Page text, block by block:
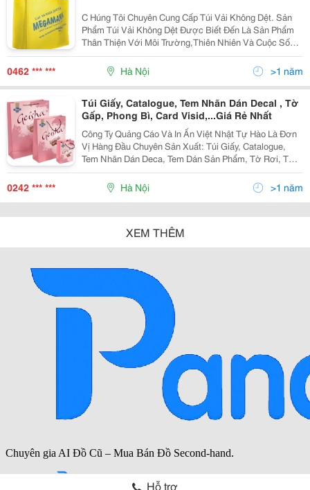
C Húng Tôi Chuyên Cung Cấp Túi Vải Không Dệt. Sản
Phẩm Túi Vải Không Dệt Được Biết Đến Là Sản Phẩm
Thân Thiện Với Môi Trường,Thiên Nhiên Và Cuộc Sống
Của Con Người. Túi Vải Cho Hội Nghị Sự Kiện,Hội
Thảo....vv Một Số Hình Ảnh Quý Khách Có Thể
0462 *** *** Hà Nội >1 năm
Túi Giấy, Catalogue, Tem Nhãn Dán Decal , Tờ
Gấp, Phong Bì, Card Visid,...Giá Rẻ Nhất
Công Ty Quảng Cáo Và In Ấn Việt Nhật Tự Hào Là Đơn
Vị Hàng Đầu Chuyên Sản Xuất: Túi Giấy, Catalogue,
Tem Nhãn Dán Deca, Tem Dán Sản Phẩm, Tờ Rơi, Tờ
Gấp, Phong Bì, Card Visid, Tiêu Đề Thư, Poster, Folder,
Thẻ Voucher, Thẻ Vip, Thẻ Ưu Đãi, Phiếu
0242 *** *** Hà Nội >1 năm
XEM THÊM
Hỗ trợ